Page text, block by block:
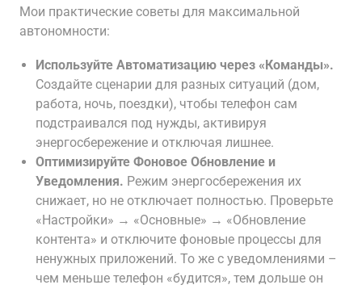
Мои практические советы для максимальной
автономности:
Используйте Автоматизацию через «Команды».
Создайте сценарии для разных ситуаций (дом,
работа, ночь, поездки), чтобы телефон сам
подстраивался под нужды, активируя
энергосбережение и отключая лишнее.
Оптимизируйте Фоновое Обновление и
Уведомления. Режим энергосбережения их
снижает, но не отключает полностью. Проверьте
«Настройки» → «Основные» → «Обновление
контента» и отключите фоновые процессы для
ненужных приложений. То же с уведомлениями –
чем меньше телефон «будится», тем дольше он